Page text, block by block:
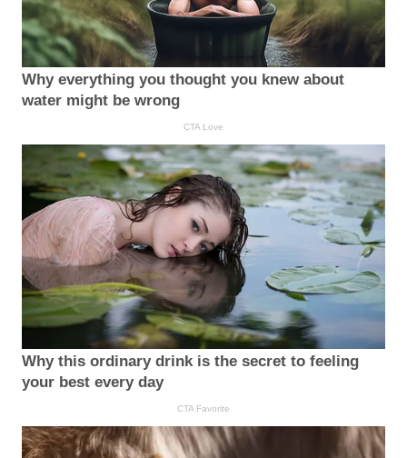
Why everything you thought you knew about
water might be wrong
CTA Love
Why this ordinary drink is the secret to feeling
your best every day
CTA Favorite